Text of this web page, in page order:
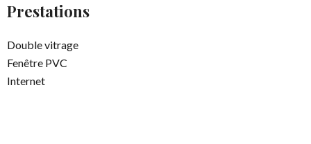
Prestations
Double vitrage
Fenêtre PVC
Internet